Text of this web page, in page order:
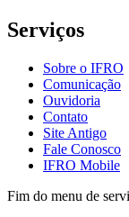
Serviços
Sobre o IFRO
Comunicação
Ouvidoria
Contato
Site Antigo
Fale Conosco
IFRO Mobile
Fim do menu de